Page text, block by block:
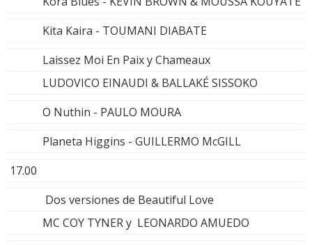
Kita Kaira - TOUMANI DIABATE
Laissez Moi En Paix y Chameaux
LUDOVICO EINAUDI & BALLAKÉ SISSOKO
O Nuthin - PAULO MOURA
Planeta Higgins - GUILLERMO McGILL
17.00
Dos versiones de Beautiful Love
MC COY TYNER y LEONARDO AMUEDO